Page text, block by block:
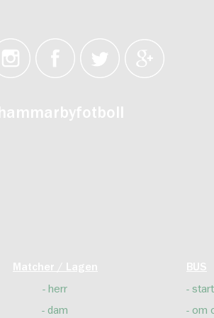
Matcher / Lagen
herr
dam
BUS
start
om